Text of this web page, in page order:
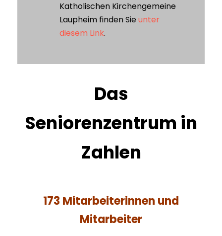
Katholischen Kirchengemeine
Laupheim finden Sieunter
diesem Link.
Das
Seniorenzentrum in
Zahlen
173 Mitarbeiterinnen und
Mitarbeiter